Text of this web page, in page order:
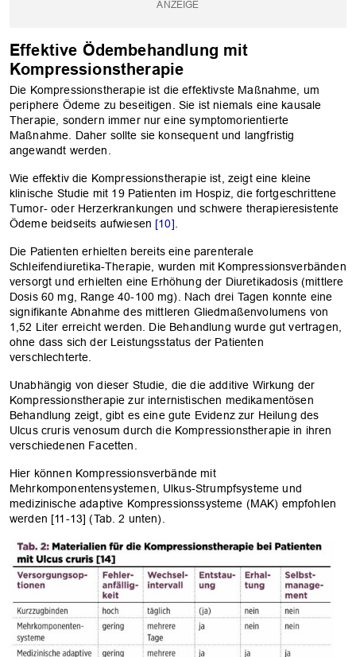
Effektive Ödembehandlung mit
Kompressionstherapie
Die Kompressionstherapie ist die effektivste Maßnahme, um
periphere Ödeme zu beseitigen. Sie ist niemals eine kausale
Therapie, sondern immer nur eine symptomorientierte
Maßnahme. Daher sollte sie konsequent und langfristig
angewandt werden.
Wie effektiv die Kompressionstherapie ist, zeigt eine kleine
klinische Studie mit 19 Patienten im Hospiz, die fortgeschrittene
Tumor- oder Herzerkrankungen und schwere therapieresistente
Ödeme beidseits aufwiesen [10]
Die Patienten erhielten bereits eine parenterale
Schleifendiuretika-Therapie, wurden mit Kompressionsverbänden
versorgt und erhielten eine Erhöhung der Diuretikadosis (mittlere
Dosis 60 mg, Range 40-100 mg). Nach drei Tagen konnte eine
signifikante Abnahme des mittleren Gliedmaßenvolumens von
1,52 Liter erreicht werden. Die Behandlung wurde gut vertragen,
ohne dass sich der Leistungsstatus der Patienten
verschlechterte.
Unabhängig von dieser Studie, die die additive Wirkung der
Kompressionstherapie zur internistischen medikamentösen
Behandlung zeigt, gibt es eine gute Evidenz zur Heilung des
Ulcus cruris venosum durch die Kompressionstherapie in ihren
verschiedenen Facetten.
Hier können Kompressionsverbände mit
Mehrkomponentensystemen, Ulkus-Strumpfsysteme und
medizinische adaptive Kompressionssysteme (MAK) empfohlen
werden [11-13] (Tab. 2 unten).